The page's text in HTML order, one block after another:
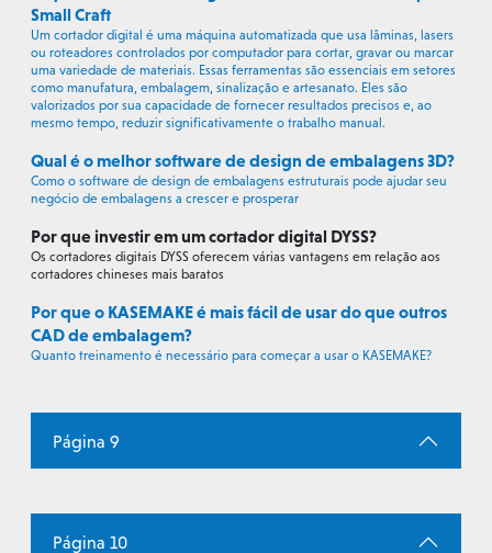
Small Craft
Um cortador digital é uma máquina automatizada que usa lâminas, lasers
ou roteadores controlados por computador para cortar, gravar ou marcar
uma variedade de materiais. Essas ferramentas são essenciais em setores
como manufatura, embalagem, sinalização e artesanato. Eles são
valorizados por sua capacidade de fornecer resultados precisos e, ao
mesmo tempo, reduzir significativamente o trabalho manual.
Qual é o melhor software de design de embalagens 3D?
Como o software de design de embalagens estruturais pode ajudar seu
negócio de embalagens a crescer e prosperar
Por que investir em um cortador digital DYSS?
Os cortadores digitais DYSS oferecem várias vantagens em relação aos
cortadores chineses mais baratos
Por que o KASEMAKE é mais fácil de usar do que outros
CAD de embalagem?
Quanto treinamento é necessário para começar a usar o KASEMAKE?
Página 9
Página 10